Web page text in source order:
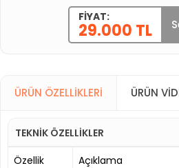
FIYAT:
29.000 TL
ÜRÜN ÖZELLIKLERI ÜRÜN
TEKNİK ÖZELLİKLER
Özellik
Açıklama